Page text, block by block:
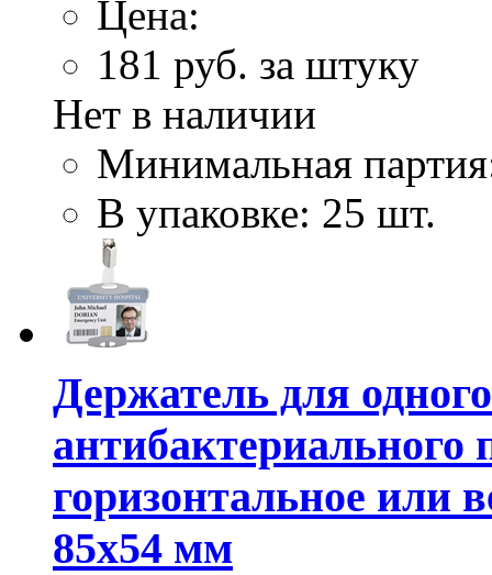
Цена:
181 руб. за штуку
Нет в наличии
Минимальная
В упаковке: 25 шт.
Держатель для
антибактериального
горизонтальное или
85х54 мм